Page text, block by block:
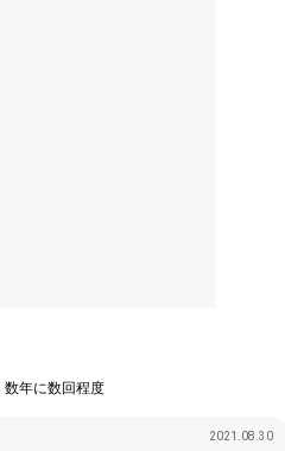
数年に数回程度
2021.08.30